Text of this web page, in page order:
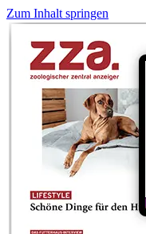
Zum Inhalt springen